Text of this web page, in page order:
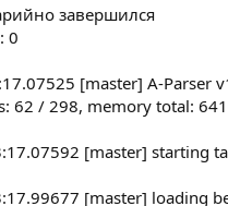
завершился
0
[master] A-Parser
62 / 298, memory total:
[master] starting
[master] loading